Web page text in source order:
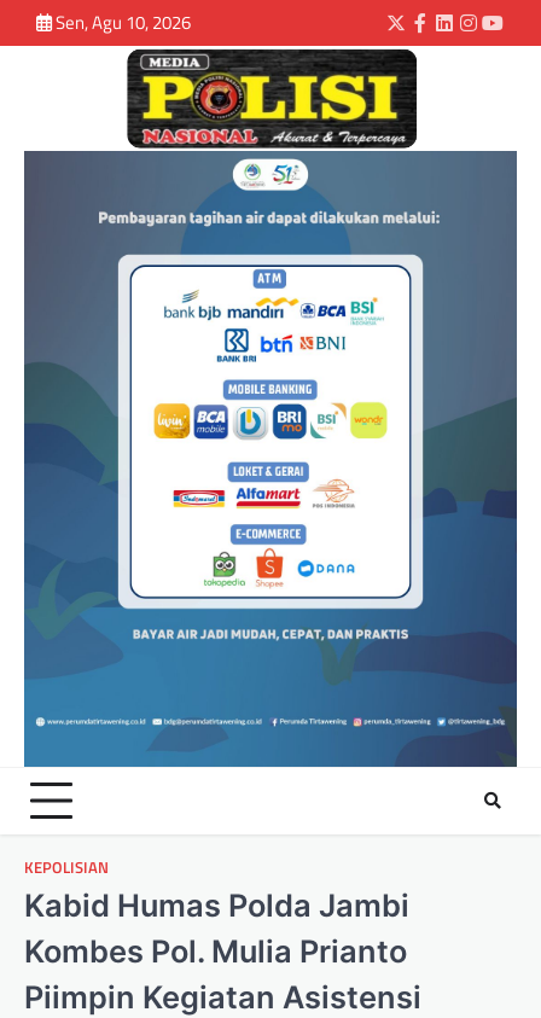
Sen, Agu 10, 2026
KEPOLISIAN
Kabid Humas Polda Jambi
Kombes Pol. Mulia Prianto
Piimpin Kegiatan Asistensi